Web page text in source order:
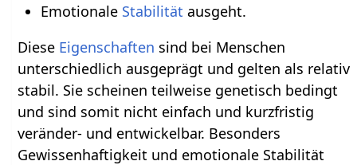
Emotionale Stabilität ausgeht.
Diese Eigenschaften sind bei Menschen
unterschiedlich ausgeprägt und gelten als relativ
stabil. Sie scheinen teilweise genetisch bedingt
und sind somit nicht einfach und kurzfristig
veränder- und entwickelbar. Besonders
Gewissenhaftigkeit und emotionale Stabilität